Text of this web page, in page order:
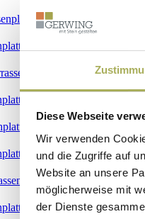
Diese Webseite
Wir verwenden
und die Zugriffe auf
Website an unsere
möglicherweise mit
der Dienste